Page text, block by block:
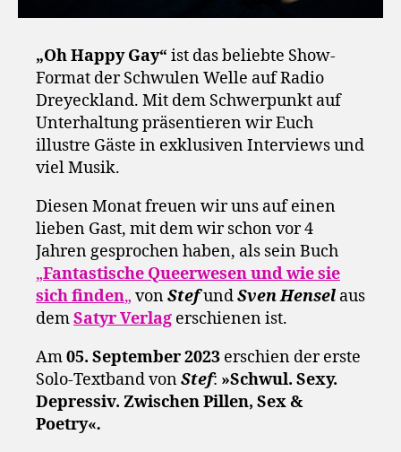
„Oh Happy Gay“ ist das beliebte Show-
Format der Schwulen Welle auf Radio
Dreyeckland. Mit dem Schwerpunkt auf
Unterhaltung präsentieren wir Euch
illustre Gäste in exklusiven Interviews und
viel Musik.
Diesen Monat freuen wir uns auf einen
lieben Gast, mit dem wir schon vor 4
Jahren gesprochen haben, als sein Buch
„Fantastische Queerwesen und wie sie
sich finden„ vonStefundSven Hensel aus
demSatyr Verlag erschienen ist.
Am05. September 2023 erschien der erste
Solo-Textband vonStef: »Schwul. Sexy.
Depressiv. Zwischen Pillen, Sex &
Poetry«.